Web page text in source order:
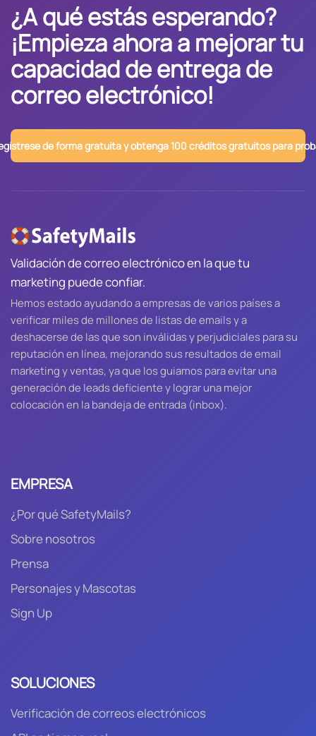
¿A qué estás esperando?
¡Empieza ahora a mejorar tu
capacidad de entrega de
correo electrónico!
de forma gratuita y obtenga 100 créditos gratuitos para
Validación de correo electrónico en la que tu
marketing puede confiar.
Hemos estado ayudando a empresas de varios países a
verificar miles de millones de listas de emails y a
deshacerse de las que son inválidas y perjudiciales para su
reputación en línea, mejorando sus resultados de email
marketing y ventas, ya que los guiamos para evitar una
generación de leads deficiente y lograr una mejor
colocación en la bandeja de entrada (inbox).
EMPRESA
¿Por qué SafetyMails?
Sobre nosotros
Prensa
Personajes y Mascotas
Sign Up
SOLUCIONES
Verificación de correos electrónicos